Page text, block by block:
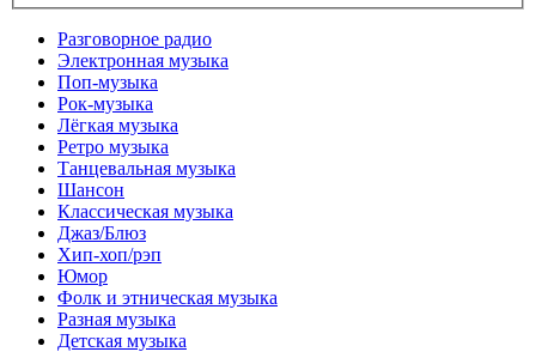
Разговорное радио
Электронная музыка
Поп-музыка
Рок-музыка
Лёгкая музыка
Ретро музыка
Танцевальная музыка
Шансон
Классическая музыка
Джаз/Блюз
Хип-хоп/рэп
Юмор
Фолк и этническая музыка
Разная музыка
Детская музыка